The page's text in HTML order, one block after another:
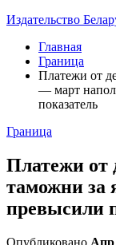
Издательство
Главная
Граница
Платежи от
— март
показатель
Граница
Платежи от
таможни за
превысили
Опубликовано Апр